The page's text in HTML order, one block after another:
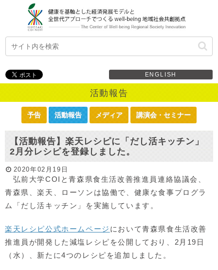
ENGLISH
活動報告
予告 活動報告 メディア 講演会・セミナー
【活動報告】楽天レシピに「だし活キッチン」
2月分レシピを登録しました。
2020年02月19日
弘前大学COIと青森県食生活改善推進員連絡協議会、
青森県、楽天、ローソンは協働で、健康な食事プログラ
ム「だし活キッチン」を実施しています。
楽天レシピ公式ホームページ において青森県食生活改善
推進員が開発した減塩レシピを公開しており、2月19日
（水）、新たに4つのレシピを追加しました。